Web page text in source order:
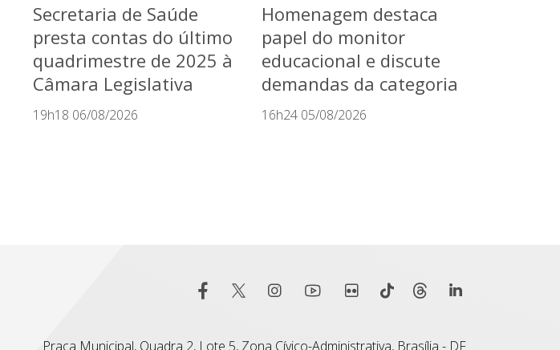
Secretaria de Saúde
presta contas do último
quadrimestre de 2025 à
Câmara Legislativa
19h18 06/08/2026
Homenagem destaca
papel do monitor
educacional e discute
demandas da categoria
16h24 05/08/2026
Praça Municipal, Quadra 2, Lote 5, Zona Cívico-Administrativa, Brasília - DF